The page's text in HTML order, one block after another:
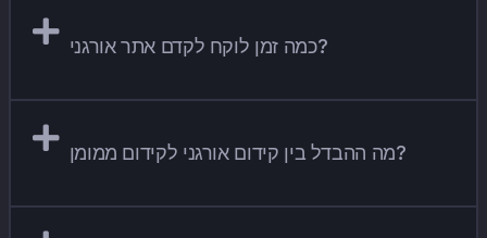
כמה זמן לוקח לקדם אתר אורגני?
מה ההבדל בין קידום אורגני לקידום ממומן?